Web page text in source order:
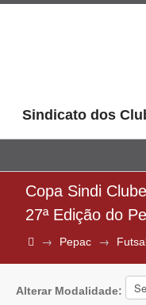
Sindicato dos
Home
Sindi Clubes
Universidade
Copa Sindi
27ª Edição do
→ Pepac →
Alterar Modalidade: